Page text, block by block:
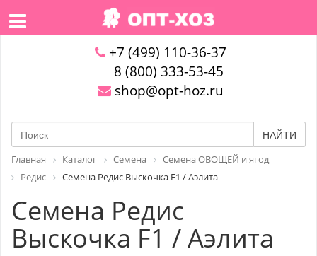
+7 (499) 110-36-37
8 (800) 333-53-45
shop@opt-hoz.ru
НАЙТИ
Главная Каталог Семена
Семена ОВОЩЕЙ и ягод
Редис
Семена Редис Выскочка F1 / Аэлита
Семена Редис
Выскочка F1 / Аэлита